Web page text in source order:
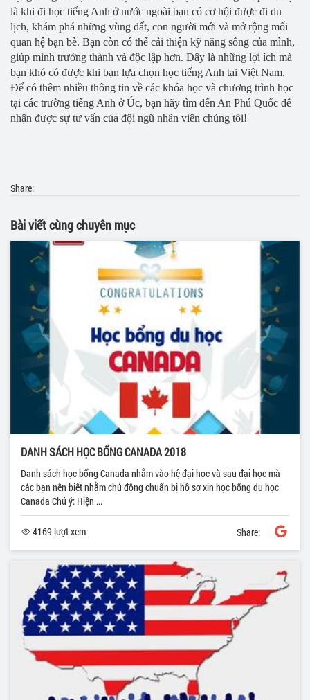
là khi đi học tiếng Anh ở nước ngoài bạn có cơ hội được đi du
lịch, khám phá những vùng đất, con người mới và mở rộng mối
quan hệ bạn bè. Bạn còn có thể cải thiện kỹ năng sống của mình,
giúp mình trưởng thành và độc lập hơn. Đây là những lợi ích mà
bạn khó có được khi bạn lựa chọn học tiếng Anh tại Việt Nam.
Để có thêm nhiều thông tin về các khóa học và chương trình học
tại các trường tiếng Anh ở Úc, bạn hãy tìm đến An Phú Quốc để
nhận được sự tư vấn của đội ngũ nhân viên chúng tôi!
Share:
Bài viết cùng chuyên mục
DANH SÁCH HỌC BỔNG CANADA 2018
Danh sách học bổng Canada nhắm vào hệ đại học và sau đại học mà
các bạn nên biết nhằm chủ động chuẩn bị hồ sơ xin học bổng du học
Canada Chú ý: Hiện ...
4169 lượt xem Share: